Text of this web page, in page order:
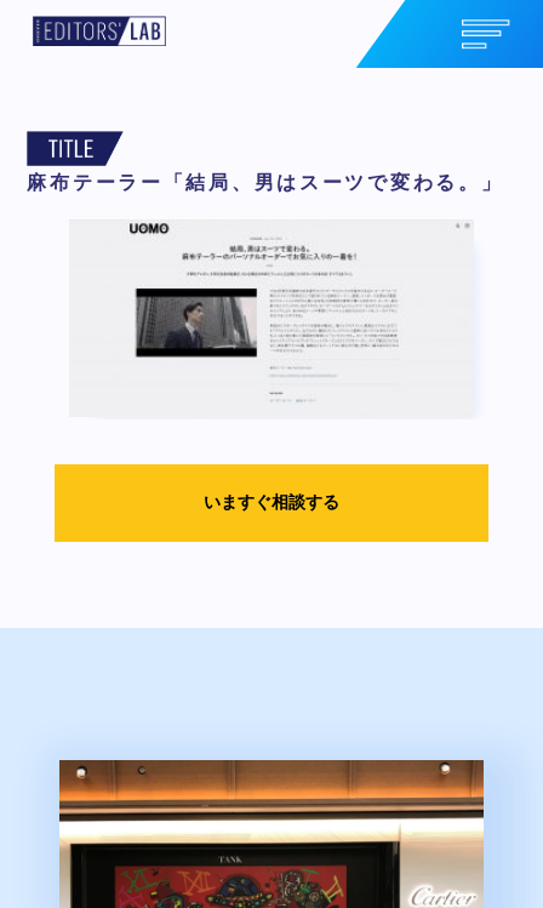
麻布テーラー「結局、男はスーツで変わる。」
いますぐ相談する